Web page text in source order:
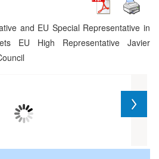
and EU Special Representative in
EU High Representative Javier